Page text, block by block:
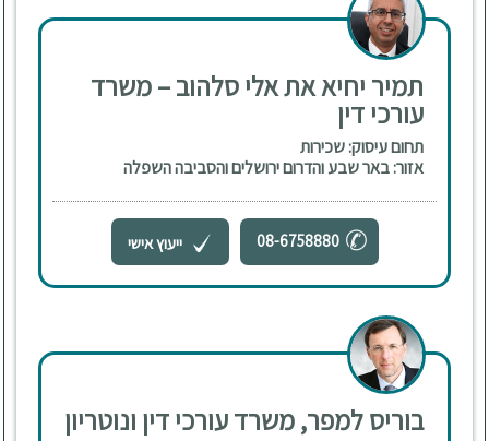
תמיר יחיא את אלי סלהוב – משרד
עורכי דין
תחום עיסוק: שכירות
אזור: באר שבע והדרום ירושלים והסביבה השפלה
08-6758880 ייעוץ אישי
בוריס למפר, משרד עורכי דין ונוטריון